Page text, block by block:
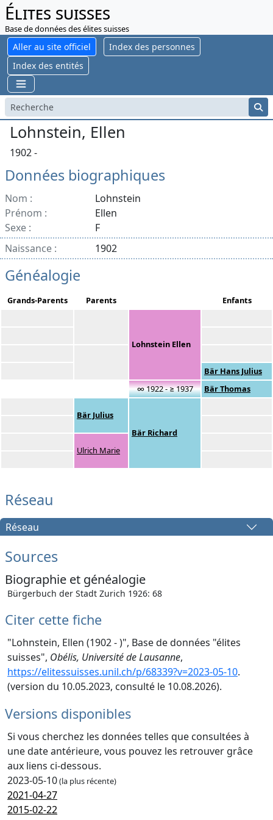
Élites suisses
Base de données des élites suisses
Aller au site officiel
Index des personnes
Index des entités
Lohnstein, Ellen
1902 -
Données biographiques
Nom :
Lohnstein
Prénom :
Ellen
Sexe :
F
Naissance :
1902
Généalogie
Grands-Parents Parents Enfants
Lohnstein Ellen
Bär Hans Julius
∞ 1922 - ≥ 1937
Bär Thomas
Bär Julius
Bär Richard
Ulrich Marie
Réseau
Réseau
Sources
Biographie et généalogie
Bürgerbuch der Stadt Zurich 1926: 68
Citer cette fiche
"Lohnstein, Ellen (1902 - )", Base de données "élites
suisses", Obélis, Université de Lausanne,
https://elitessuisses.unil.ch/p/68339?v=2023-05-10.
(version du 10.05.2023, consulté le 10.08.2026).
Versions disponibles
Si vous cherchez les données telles que consultées à
une date antérieure, vous pouvez les retrouver grâce
aux liens ci-dessous.
2023-05-10(la plus récente)
2021-04-27
2015-02-22